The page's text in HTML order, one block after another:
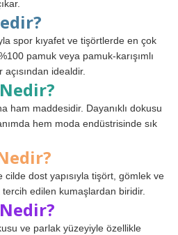
spor kıyafet ve tişörtlerde en çok
pamuk veya pamuk-karışımlı
idealdir.
ham maddesidir. Dayanıklı dokusu
hem moda endüstrisinde sık
dost yapısıyla tişört, gömlek ve
edilen kumaşlardan biridir.
ve parlak yüzeyiyle özellikle